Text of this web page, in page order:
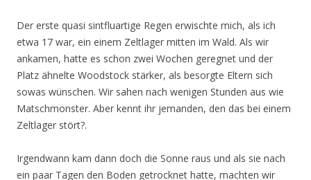
Der erste quasi sintfluartige Regen erwischte mich, als ich
etwa 17 war, ein einem Zeltlager mitten im Wald. Als wir
ankamen, hatte es schon zwei Wochen geregnet und der
Platz ähnelte Woodstock stärker, als besorgte Eltern sich
sowas wünschen. Wir sahen nach wenigen Stunden aus wie
Matschmonster. Aber kennt ihr jemanden, den das bei einem
Zeltlager stört?.
Irgendwann kam dann doch die Sonne raus und als sie nach
ein paar Tagen den Boden getrocknet hatte, machten wir